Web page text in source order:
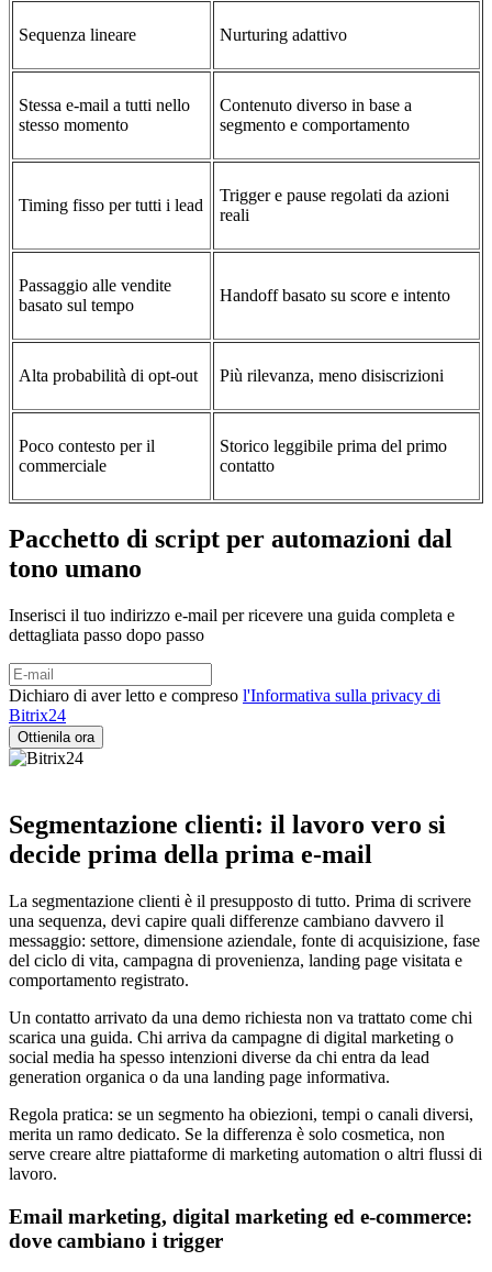
Sequenza lineare Nurturing adattivo
Stessa e-mail a tutti nello
stesso momento
Contenuto diverso in base a
segmento e comportamento
Timing fisso per tutti i lead
Trigger e pause regolati da azioni
reali
Passaggio alle vendite
basato sul tempo
Handoff basato su score e intento
Alta probabilità di opt-out Più rilevanza, meno disiscrizioni
Poco contesto per il
commerciale
Storico leggibile prima del primo
contatto
Pacchetto di script per automazioni dal
tono umano
Inserisci il tuo indirizzo e-mail per ricevere una guida completa e
dettagliata passo dopo passo
Dichiaro di aver letto e compreso l'Informativa sulla privacy di
Bitrix24
Segmentazione clienti: il lavoro vero si
decide prima della prima e-mail
La segmentazione clienti è il presupposto di tutto. Prima di scrivere
una sequenza, devi capire quali differenze cambiano davvero il
messaggio: settore, dimensione aziendale, fonte di acquisizione, fase
del ciclo di vita, campagna di provenienza, landing page visitata e
comportamento registrato.
Un contatto arrivato da una demo richiesta non va trattato come chi
scarica una guida. Chi arriva da campagne di digital marketing o
social media ha spesso intenzioni diverse da chi entra da lead
generation organica o da una landing page informativa.
Regola pratica: se un segmento ha obiezioni, tempi o canali diversi,
merita un ramo dedicato. Se la differenza è solo cosmetica, non
serve creare altre piattaforme di marketing automation o altri flussi di
lavoro.
Email marketing, digital marketing ed e-commerce:
dove cambiano i trigger